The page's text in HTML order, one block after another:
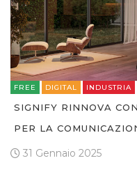
FREE DIGITAL INDUSTRIA
SIGNIFY RINNOVA
PER LA
31 Gennaio 2025